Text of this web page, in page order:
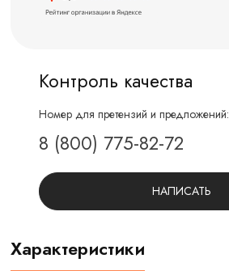
Контроль качества
Номер для претензий и предложений:
8 (800) 775-82-72
НАПИСАТЬ
Характеристики